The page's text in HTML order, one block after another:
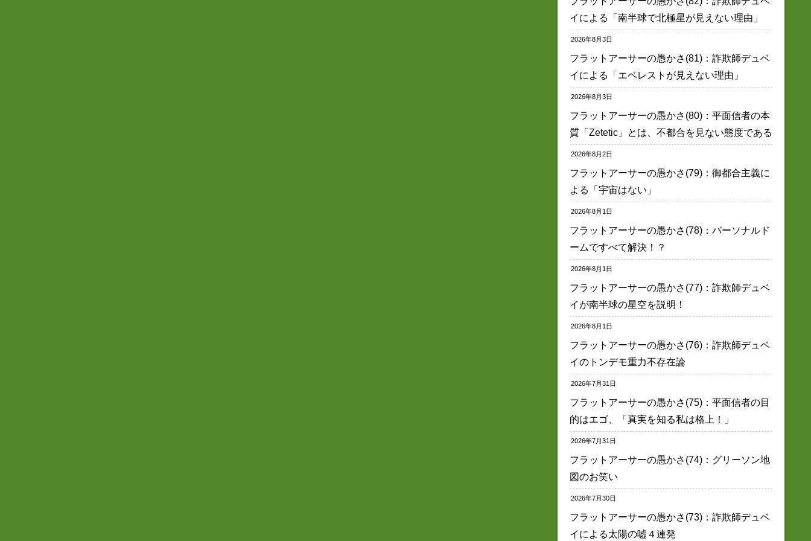
イによる「南半球で北極星が見えない理由」
2026年8月3日
フラットアーサーの愚かさ(81)：詐欺師デュベ
イによる「エベレストが見えない理由」
2026年8月3日
フラットアーサーの愚かさ(80)：平面信者の本
質「Zetetic」とは、不都合を見ない態度である
2026年8月2日
フラットアーサーの愚かさ(79)：御都合主義に
よる「宇宙はない」
2026年8月1日
フラットアーサーの愚かさ(78)：パーソナルド
ームですべて解決！？
2026年8月1日
フラットアーサーの愚かさ(77)：詐欺師デュベ
イが南半球の星空を説明！
2026年8月1日
フラットアーサーの愚かさ(76)：詐欺師デュベ
イのトンデモ重力不存在論
2026年7月31日
フラットアーサーの愚かさ(75)：平面信者の目
的はエゴ、「真実を知る私は格上！」
2026年7月31日
フラットアーサーの愚かさ(74)：グリーソン地
図のお笑い
2026年7月30日
フラットアーサーの愚かさ(73)：詐欺師デュベ
イによる太陽の嘘４連発